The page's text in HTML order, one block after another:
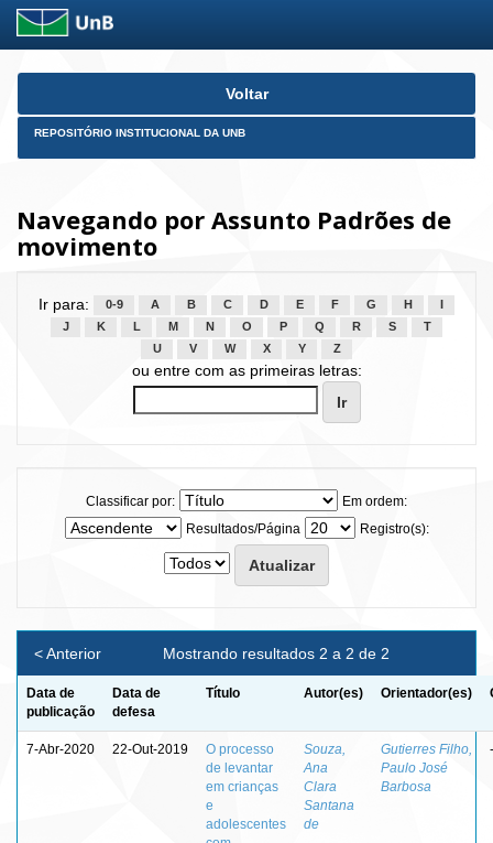
Skip
Voltar
REPOSITÓRIO INSTITUCIONAL DA UNB
Navegando por Assunto Padrões de
movimento
Ir para: 0-9 A B C D E F G H
J
K L M N O P Q R S
T
U
V W X Y Z
ou entre com as primeiras letras:
Classificar por:
Em ordem:
Resultados/Página
Registro(s):
Mostrando resultados 2 a 2 de 2
< Anterior
Data de
publicação
Data de
defesa
Título Autor(es) Orientador(es)
7-Abr-2020 22-Out-2019
O processo
de levantar
em crianças
e
adolescentes
Souza,
Ana
Clara
Santana
de
Gutierres Filho,
Paulo José
Barbosa
-